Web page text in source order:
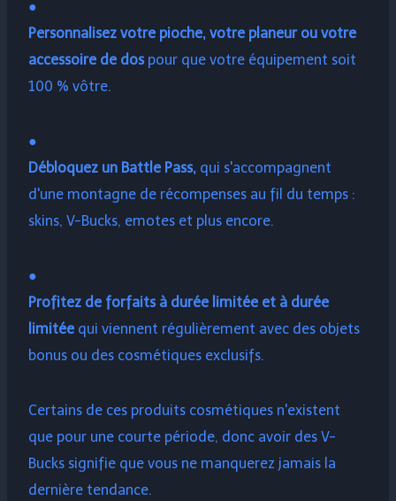
●
Personnalisez votre pioche, votre planeur ou votre
accessoire de dospour que votre équipement soit
100 % vôtre.
●
Débloquez un Battle Pass, qui s'accompagnent
d'une montagne de récompenses au fil du temps :
skins, V-Bucks, emotes et plus encore.
●
Profitez de forfaits à durée limitée et à durée
limitéequi viennent régulièrement avec des objets
bonus ou des cosmétiques exclusifs.
Certains de ces produits cosmétiques n'existent
que pour une courte période, donc avoir des V-
Bucks signifie que vous ne manquerez jamais la
dernière tendance.